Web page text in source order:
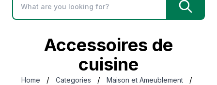
Accessoires de
cuisine
Home / Categories / Maison et Ameublement /